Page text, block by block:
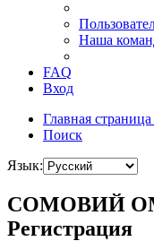
Наша
FAQ
Вход
Главная
Поиск
Язык:
СОМОВИЙ
Регистрация